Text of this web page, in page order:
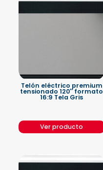
Telón eléctrico premium
tensionado 120″ formato
16:9 Tela Gris
Ver producto